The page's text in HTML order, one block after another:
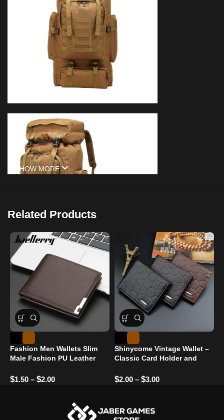
SHOW MORE
Related Products
Fashion Men Wallets Slim
Male Fashion PU Leather
$1.50 – $2.00
Shinycome Vintage Wallet –
Classic Card Holder and
$2.00 – $3.00